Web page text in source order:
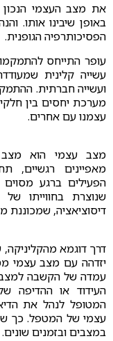
את מצב העצמי הנכון
באופן שיבינו אותו.
הפסיכותרפיה הגופנית.
עופר התייחס
עשייה קלינית
ועשייה חברתית.
מערכת יחסים בין
עצמנו עם אחרים.
מצב עצמי הוא מצב
מאפיינים רגשיים,
שנוצרת בחווייתו
דיסוציאציה, שמכוננת
דרך דוגמא
יזדהה עם מצב עצמי
עמדה של הקשבה
העידוד או ההדיפה
המטופל לנהל את
עצמי של המטפל. כך
במצבים ובזמנים שונים.